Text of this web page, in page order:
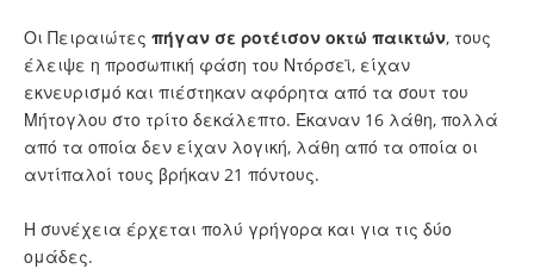
Οι Πειραιώτες πήγαν σε ροτέισον οκτώ παικτών, τους
έλειψε η προσωπική φάση του Ντόρσεϊ, είχαν
εκνευρισμό και πιέστηκαν αφόρητα από τα σουτ του
Μήτογλου στο τρίτο δεκάλεπτο. Έκαναν 16 λάθη, πολλά
από τα οποία δεν είχαν λογική, λάθη από τα οποία οι
αντίπαλοί τους βρήκαν 21 πόντους.
Η συνέχεια έρχεται πολύ γρήγορα και για τις δύο
ομάδες.